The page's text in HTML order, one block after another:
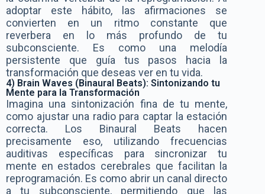
adoptar este hábito, las afirmaciones se
convierten en un ritmo constante que
reverbera en lo más profundo de tu
subconsciente. Es como una melodía
persistente que guía tus pasos hacia la
transformación que deseas ver en tu vida.
4) Brain Waves (Binaural Beats): Sintonizando tu
Mente para la Transformación
Imagina una sintonización fina de tu mente,
como ajustar una radio para captar la estación
correcta. Los Binaural Beats hacen
precisamente eso, utilizando frecuencias
auditivas específicas para sincronizar tu
mente en estados cerebrales que facilitan la
reprogramación. Es como abrir un canal directo
a tu subconsciente, permitiendo que las